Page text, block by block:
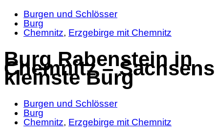
Burgen und Schlösser
Burg
Chemnitz, Erzgebirge mit Chemnitz
Burg Rabenstein in
Chemnitz – Sachsens
kleinste Burg
Burgen und Schlösser
Burg
Chemnitz, Erzgebirge mit Chemnitz